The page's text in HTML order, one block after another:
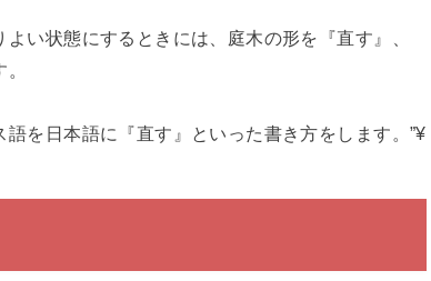
い状態にするときには、庭木の形を『直す』、
を日本語に『直す』といった書き方をします。”¥